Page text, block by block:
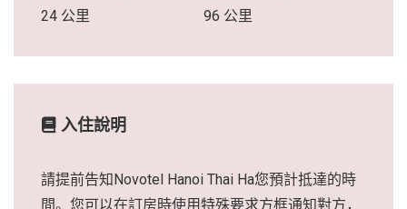
24 公里
96 公里
入住說明
請提前告知Novotel Hanoi Thai Ha您預計抵達的時
間。您可以在訂房時使用特殊要求方框通知對方，